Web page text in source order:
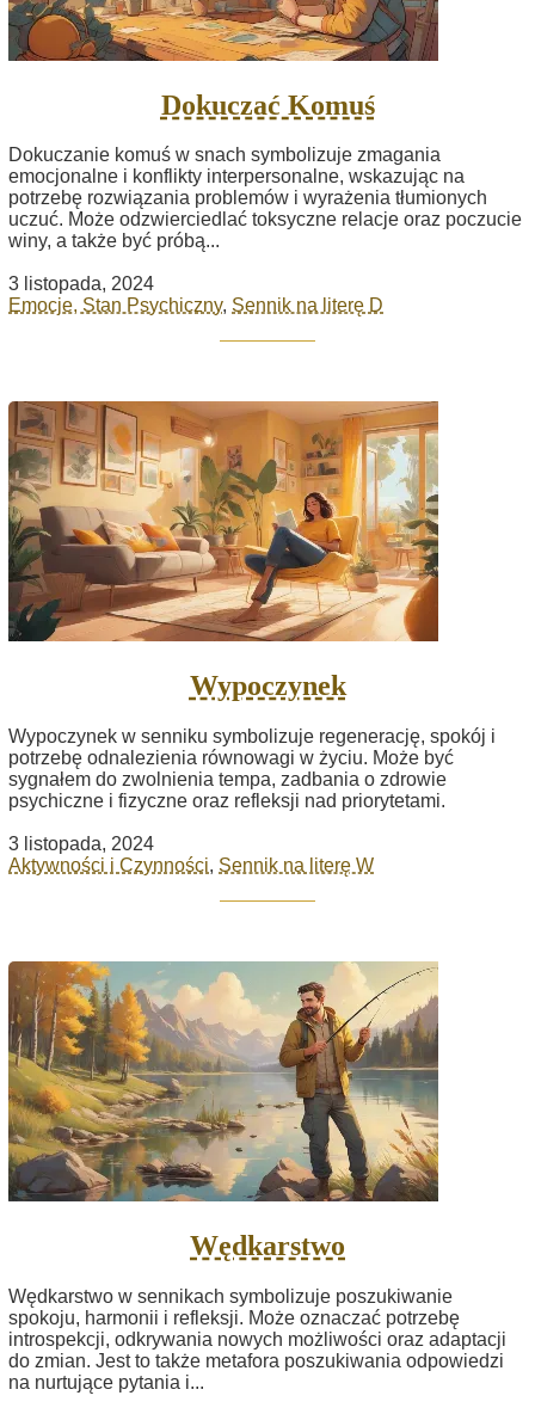
Dokuczać Komuś
Dokuczanie komuś w snach symbolizuje zmagania
emocjonalne i konflikty interpersonalne, wskazując na
potrzebę rozwiązania problemów i wyrażenia tłumionych
uczuć. Może odzwierciedlać toksyczne relacje oraz poczucie
winy, a także być próbą...
3 listopada, 2024
Emocje, Stan Psychiczny, Sennik na literę D
Wypoczynek
Wypoczynek w senniku symbolizuje regenerację, spokój i
potrzebę odnalezienia równowagi w życiu. Może być
sygnałem do zwolnienia tempa, zadbania o zdrowie
psychiczne i fizyczne oraz refleksji nad priorytetami.
3 listopada, 2024
Aktywności i Czynności, Sennik na literę W
Wędkarstwo
Wędkarstwo w sennikach symbolizuje poszukiwanie
spokoju, harmonii i refleksji. Może oznaczać potrzebę
introspekcji, odkrywania nowych możliwości oraz adaptacji
do zmian. Jest to także metafora poszukiwania odpowiedzi
na nurtujące pytania i...